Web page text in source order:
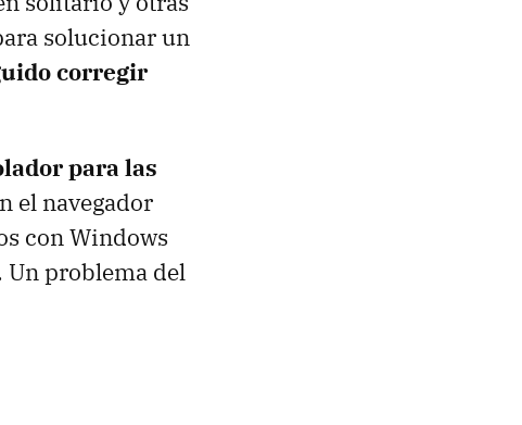
solucionar un
corregir
para las
el navegador
con Windows
Un problema del